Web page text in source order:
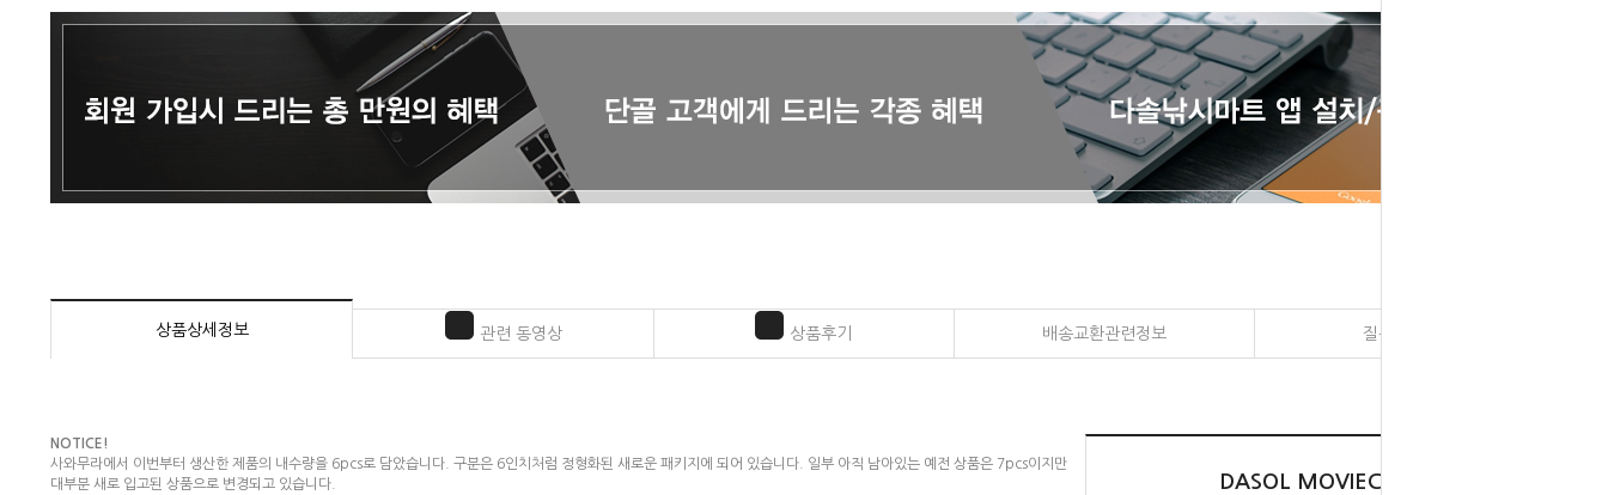
상품상세정보 관련 동영상 상품후기 배송교환관련정보 질문과 대답
NOTICE!
사와무라에서 이번부터 생산한 제품의 내수량을 6pcs로 담았습니다. 구분은 6인치처럼 정형화된 새로운 패키지에 되어 있습니다. 일부 아직 남아있는 예전 상품은 7pcs이지만
대부분 새로 입고된 상품으로 변경되고 있습니다.
DASOL MOVIECLIPS